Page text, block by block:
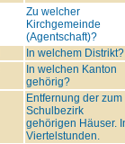
Zu welcher
Kirchgemeinde
(Agentschaft)?
In welchem Distrikt?
In welchen Kanton
gehörig?
Entfernung der zum
Schulbezirk
gehörigen Häuser.
Viertelstunden.